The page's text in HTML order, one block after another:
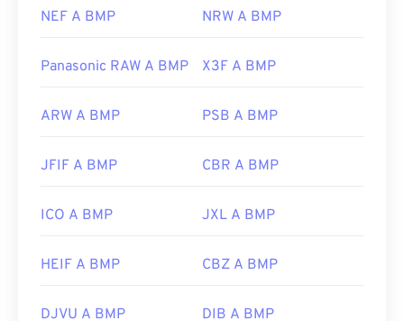
NEF A BMP NRW A BMP
Panasonic RAW A BMP X3F A BMP
ARW A BMP PSB A BMP
JFIF A BMP CBR A BMP
ICO A BMP JXL A BMP
HEIF A BMP CBZ A BMP
DJVU A BMP DIB A BMP